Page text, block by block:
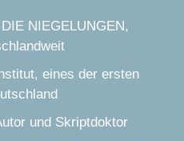
NIEGELUNGEN,
eines der ersten
und Skriptdoktor